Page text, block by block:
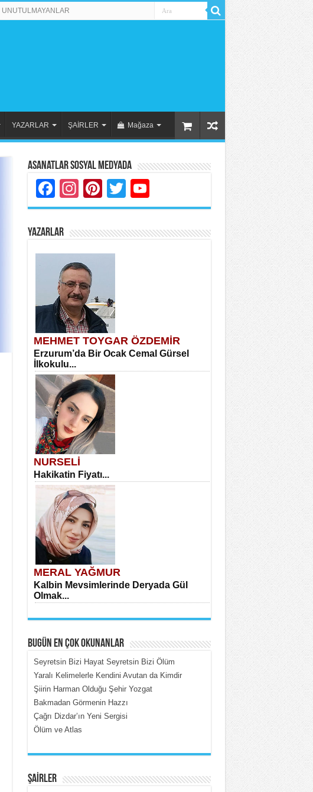
UNUTULMAYANLAR
YAZARLAR ŞAİRLER Mağaza
Asanatlar Sosyal Medyada
Facebook
Instagram
Pinterest
Twitter
YAZARLAR
MEHMET TOYGAR ÖZDEMİR
Erzurum’da Bir Ocak Cemal Gürsel
İlkokulu...
NURSELİ
Hakikatin Fiyatı...
MERAL YAĞMUR
Kalbin Mevsimlerinde Deryada Gül
Olmak...
MEHMET ÇOBAN
İçerdeki Put Dışardaki Maskeler...
BUGÜN EN ÇOK OKUNANLAR
Seyretsin Bizi Hayat Seyretsin Bizi Ölüm
Yaralı Kelimelerle Kendini Avutan da Kimdir
Şiirin Harman Olduğu Şehir Yozgat
Bakmadan Görmenin Hazzı
Çağrı Dizdar’ın Yeni Sergisi
Ölüm ve Atlas
ŞAİRLER